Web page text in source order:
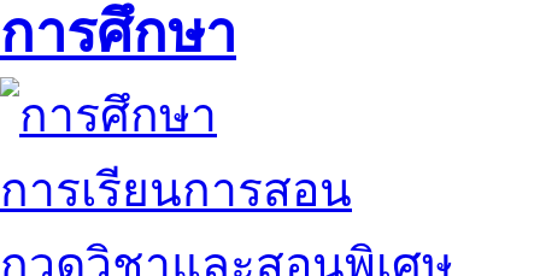
การศึกษา
การเรียนการสอน
กวดวิชาและสอนพิเศษ